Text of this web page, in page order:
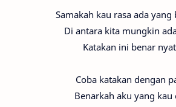
Samakah kau rasa ada yang
Di antara kita mungkin
Katakan ini benar
Coba katakan dengan
Benarkah aku yang kau